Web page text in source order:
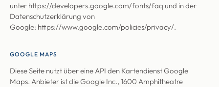
unter https://developers.google.com/fonts/faq und in der
Datenschutzerklärung von
Google: https://www.google.com/policies/privacy/.
GOOGLE MAPS
Diese Seite nutzt über eine API den Kartendienst Google
Maps. Anbieter ist die Google Inc., 1600 Amphitheatre